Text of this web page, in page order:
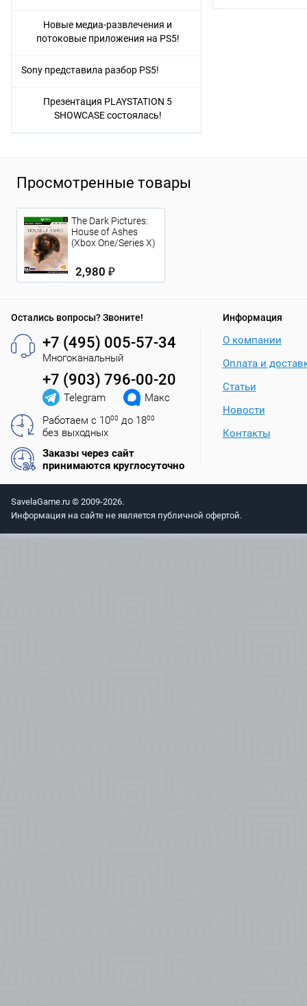
Новые медиа-развлечения и
потоковые приложения на PS5!
Sony представила разбор PS5!
Презентация PLAYSTATION 5
SHOWCASE состоялась!
Просмотренные товары
The Dark Pictures:
House of Ashes
(Xbox One/Series X)
2,980 ₽
Остались вопросы? Звоните!
+7 (495) 005-57-34
Многоканальный
+7 (903) 796-00-20
Telegram
Макс
Работаем с 1000 до 1800
без выходных
Заказы через сайт
принимаются круглосуточно
Информация
О компании
Оплата и
Статьи
Новости
Контакты
SavelaGame.ru © 2009-2026.
Информация на сайте не является публичной офертой.